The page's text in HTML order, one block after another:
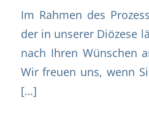
Im Rahmen des
der in unserer Diözese
nach Ihren Wünschen
Wir freuen uns, wenn
[…]